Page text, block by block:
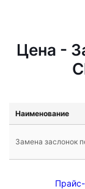
Цена -
Наименование
Замена заслонок